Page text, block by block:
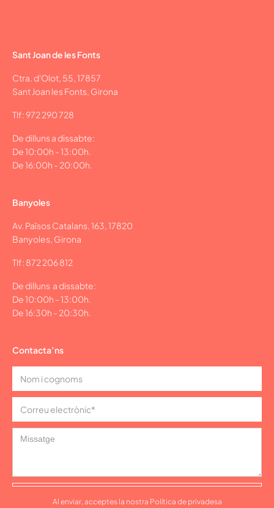
Sant Joan de les Fonts
Ctra. d'Olot, 55, 17857
Sant Joan les Fonts, Girona
Tlf: 972 290 728
De dilluns a dissabte:
De 10:00h - 13:00h.
De 16:00h - 20:00h.
Banyoles
Av. Països Catalans, 163, 17820
Banyoles, Girona
Tlf: 872 206 812
De dilluns a dissabte:
De 10:00h - 13:00h.
De 16:30h - 20:30h.
Contacta’ns
Al enviar, acceptes la nostra Política de privadesa